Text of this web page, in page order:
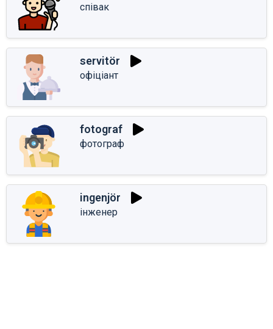
співак
servitör
офіціант
fotograf
фотограф
ingenjör
інженер